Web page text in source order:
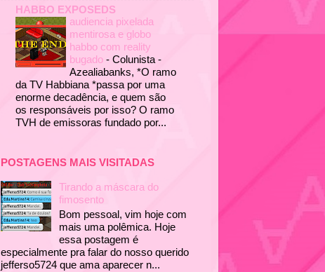
HABBO EXPOSEDS
audiencia pixelada
mentirosa e globo
habbo com reality
bugado - Colunista -
Azealiabanks, *O ramo
da TV Habbiana *passa por uma
enorme decadência, e quem são
os responsáveis por isso? O ramo
TVH de emissoras fundado por...
POSTAGENS MAIS VISITADAS
Tirando a máscara do
fimosento
Bom pessoal, vim hoje com
mais uma polêmica. Hoje
essa postagem é
especialmente pra falar do nosso querido
jefferso5724 que ama aparecer n...